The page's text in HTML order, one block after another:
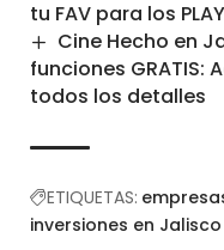
tu FAV para los
Cine Hecho en
funciones GRATIS:
todos los detalles
ETIQUETAS:
inversiones en Jalisco